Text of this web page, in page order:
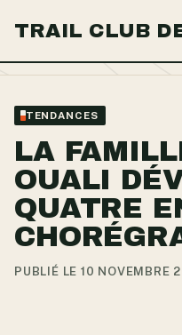
TRAIL CLUB
TENDANCES
LA
OUALI
QUATRE
PUBLIÉ LE 10 NOVEMBRE